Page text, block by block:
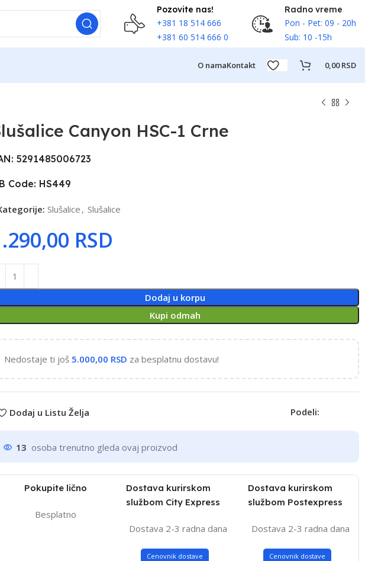
Pozovite nas!
+381 18 514 666
+381 60 514 666 0
Radno vreme
Pon - Pet: 09 - 20h
Sub: 10 -15h
O namaKontakt 0,00RSD
Canyon HSC-1 Crne
5291485006723
Code: HS449
Slušalice , Slušalice
RSD
Dodaj u korpu
Kupi odmah
Nedostaje ti još 5.000,00 RSD za besplatnu dostavu!
Dodaj u Listu Želja Podeli:
13 osoba trenutno gleda ovaj proizvod
Pokupite lično
Besplatno
Dostava kurirskom
službom City Express
Dostava 2-3 radna dana
Cenovnik dostave
Dostava kurirskom
službom Postexpress
Dostava 2-3 radna dana
Cenovnik dostave